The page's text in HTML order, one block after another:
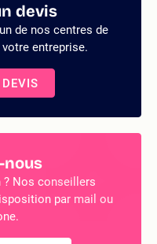
devis
de nos centres de
entreprise.
nous
? Nos conseillers
par mail ou